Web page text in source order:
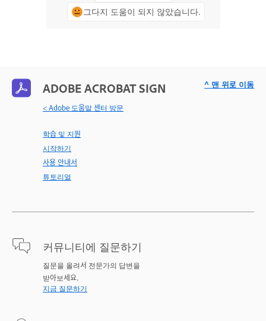
그다지 도움이 되지 않았습니다.
ADOBE ACROBAT SIGN
< Adobe 도움말 센터 방문
학습 및 지원
시작하기
사용 안내서
튜토리얼
커뮤니티에 질문하기
질문을 올려서 전문가의 답변을
받아보세요.
지금 질문하기
^ 맨 위로 이동